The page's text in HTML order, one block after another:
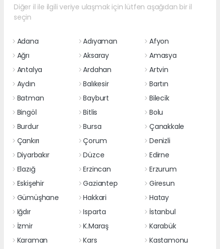
Diğer il ile ilgili veriye ulaşmak için lütfen aşağıdan bir il
seçin
Adana Adıyaman
Afyon
Ağrı
Aksaray
Amasya
Antalya
Ardahan
Artvin
Aydın
Balıkesir
Bartın
Batman
Bayburt
Bilecik
Bingöl
Bitlis
Bolu
Burdur
Bursa
Çanakkale
Çankırı
Çorum
Denizli
Diyarbakır
Düzce
Edirne
Elazığ
Erzincan
Erzurum
Eskişehir
Gaziantep
Giresun
Gümüşhane
Hakkari
Hatay
Iğdır
Isparta
İstanbul
İzmir
K.Maraş
Karabük
Karaman
Kars
Kastamonu